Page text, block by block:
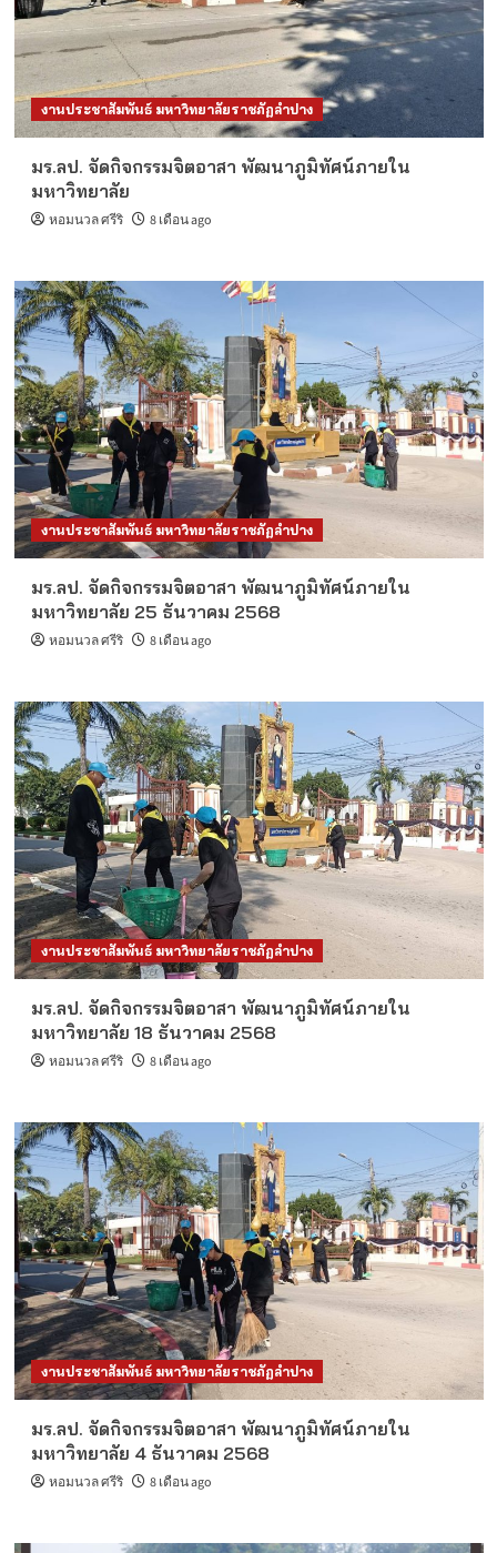
งานประชาสัมพันธ์ มหาวิทยาลัยราชภัฏลำปาง
มร.ลป. จัดกิจกรรมจิตอาสา พัฒนาภูมิทัศน์ภายใน
มหาวิทยาลัย
หอมนวล ศรีริ 8 เดือน ago
งานประชาสัมพันธ์ มหาวิทยาลัยราชภัฏลำปาง
มร.ลป. จัดกิจกรรมจิตอาสา พัฒนาภูมิทัศน์ภายใน
มหาวิทยาลัย 25 ธันวาคม 2568
หอมนวล ศรีริ 8 เดือน ago
งานประชาสัมพันธ์ มหาวิทยาลัยราชภัฏลำปาง
มร.ลป. จัดกิจกรรมจิตอาสา พัฒนาภูมิทัศน์ภายใน
มหาวิทยาลัย 18 ธันวาคม 2568
หอมนวล ศรีริ 8 เดือน ago
งานประชาสัมพันธ์ มหาวิทยาลัยราชภัฏลำปาง
มร.ลป. จัดกิจกรรมจิตอาสา พัฒนาภูมิทัศน์ภายใน
มหาวิทยาลัย 4 ธันวาคม 2568
หอมนวล ศรีริ 8 เดือน ago